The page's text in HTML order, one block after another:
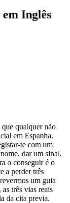
Inglês
qualquer não
em Espanha.
te com um
dar um sinal.
o conseguir é o
a perder três
um guia
três vias reais
da cita previa.